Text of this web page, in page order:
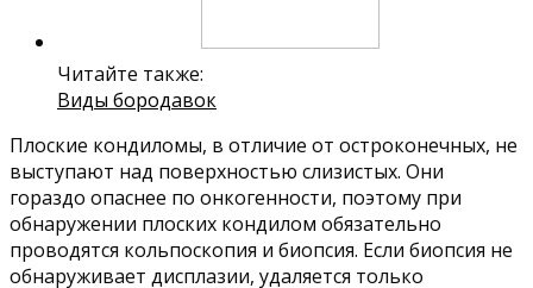
Читайте также:
Виды бородавок
Плоские кондиломы, в отличие от остроконечных, не
выступают над поверхностью слизистых. Они
гораздо опаснее по онкогенности, поэтому при
обнаружении плоских кондилом обязательно
проводятся кольпоскопия и биопсия. Если биопсия не
обнаруживает дисплазии, удаляется только